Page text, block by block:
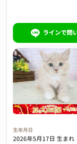
ラインで問
生年月日
2026年5月17日 生まれ